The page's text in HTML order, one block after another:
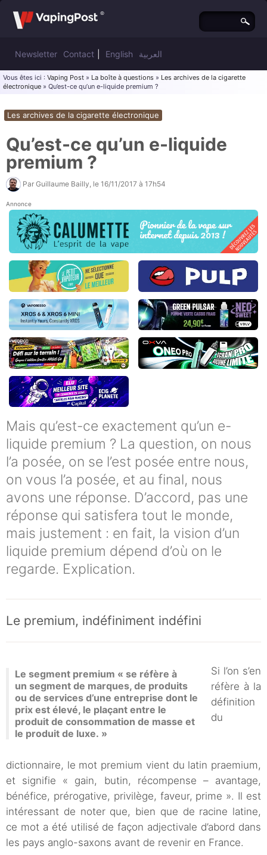
Newsletter Contact English العربية
Vous êtes ici : Vaping Post » La boîte à questions » Les archives de la cigarette
électronique » Qu’est-ce qu’un e-liquide premium ?
Les archives de la cigarette électronique
Qu’est-ce qu’un e-liquide
premium ?
Par Guillaume Bailly , le 16/11/2017 à 17h54
Annonce
Mais qu’est-ce exactement qu’un e-
liquide premium ? La question, on nous
l’a posée, on se l’est posée entre nous,
on vous l’a posée, et au final, nous
avons une réponse. D’accord, pas une
réponse qui satisfera tout le monde,
mais justement : en fait, la vision d’un
liquide premium dépend d’où on le
regarde. Explication.
Le premium, indéfiniment indéfini
Le segment premium « se réfère à
un segment de marques, de produits
ou de services d’une entreprise dont le
prix est élevé, le plaçant entre le
produit de consommation de masse et
le produit de luxe. »
Si l’on s’en
réfère à la
définition
du
dictionnaire, le mot premium vient du latin praemium,
et signifie « gain, butin, récompense – avantage,
bénéfice, prérogative, privilège, faveur, prime ». Il est
intéressant de noter que, bien que de racine latine,
ce mot a été utilisé de façon adjectivale d’abord dans
les pays anglo-saxons avant de revenir en France.